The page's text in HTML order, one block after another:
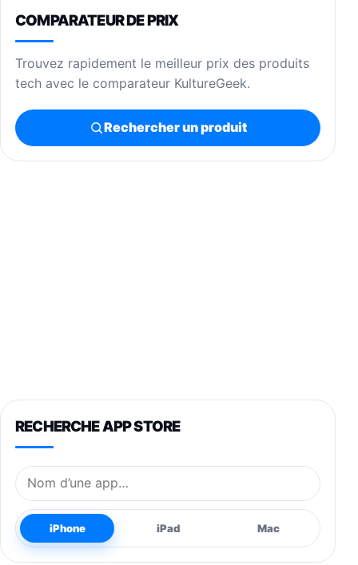
COMPARATEUR DE PRIX
Trouvez rapidement le meilleur prix des produits
tech avec le comparateur KultureGeek.
Rechercher un produit
RECHERCHE APP STORE
Nom de l’application
iPhone iPad Mac